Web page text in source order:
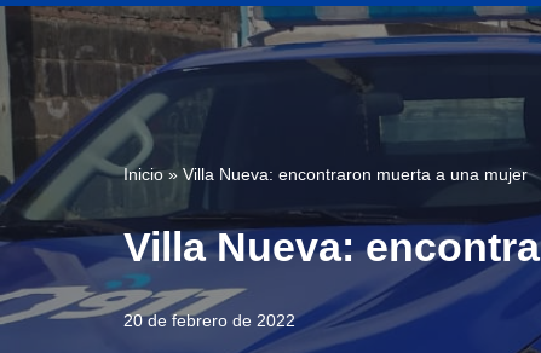
Inicio» Villa Nueva: encontraron muerta a una mujer
Villa Nueva:
20 de febrero de 2022